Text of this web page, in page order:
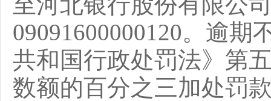
09091600000120。逾
共和国行政处罚法》第
数额的百分之三加处罚